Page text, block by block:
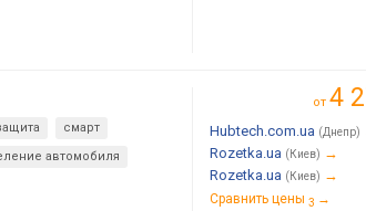
смарт
автомобиля
от 4
Hubtech.com.ua (Днепр)
Rozetka.ua (Киев) →
Rozetka.ua (Киев) →
Сравнить цены 3 →